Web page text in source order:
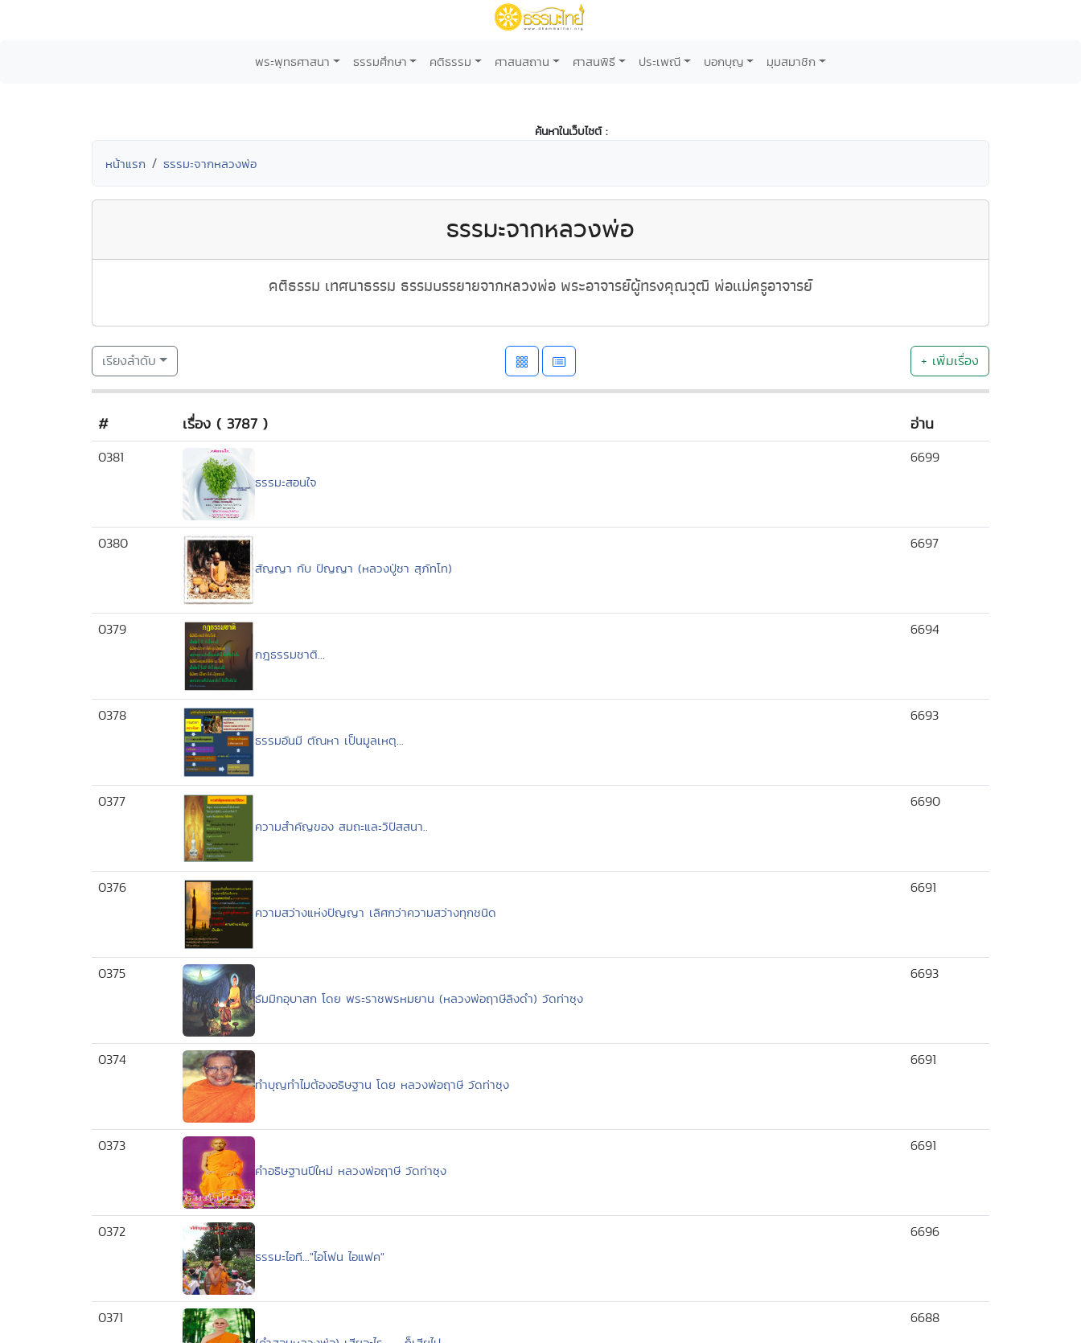
พระพุทธศาสนา ธรรมศึกษา คติธรรม ศาสนสถาน ศาสนพิธี ประเพณี บอกบุญ มุมสมาชิก
ค้นหาในเว็บไซต์ :
หน้าแรก ธรรมะจากหลวงพ่อ
ธรรมะจากหลวงพ่อ
คติธรรม เทศนาธรรม ธรรมบรรยายจากหลวงพ่อ พระอาจารย์ผู้ทรงคุณวุฒิ พ่อแม่ครูอาจารย์
เรียงลำดับ + เพิ่มเรื่อง
# เรื่อง ( 3787 ) อ่าน
0381
ธรรมะสอนใจ
6699
0380
สัญญา กับ ปัญญา (หลวงปู่ชา สุภัทโท)
6697
0379
กฎธรรมชาติ...
6694
0378
ธรรมอันมี ตัณหา เป็นมูลเหตุ...
6693
0377
ความสำคัญของ สมถะและวิปัสสนา..
6690
0376
ความสว่างแห่งปัญญา เลิศกว่าความสว่างทุกชนิด
6691
0375
ธัมมิกอุบาสก โดย พระราชพรหมยาน (หลวงพ่อฤาษีลิงดำ) วัดท่าซุง
6693
0374
ทำบุญทำไมต้องอธิษฐาน โดย หลวงพ่อฤาษี วัดท่าซุง
6691
0373
คำอธิษฐานปีใหม่ หลวงพ่อฤาษี วัดท่าซุง
6691
0372
ธรรมะไอที..."ไอโฟน ไอแฟค"
6696
0371 6688